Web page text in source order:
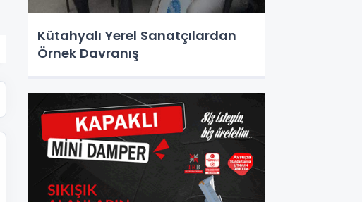
Kütahyalı Yerel Sanatçılardan
Örnek Davranış